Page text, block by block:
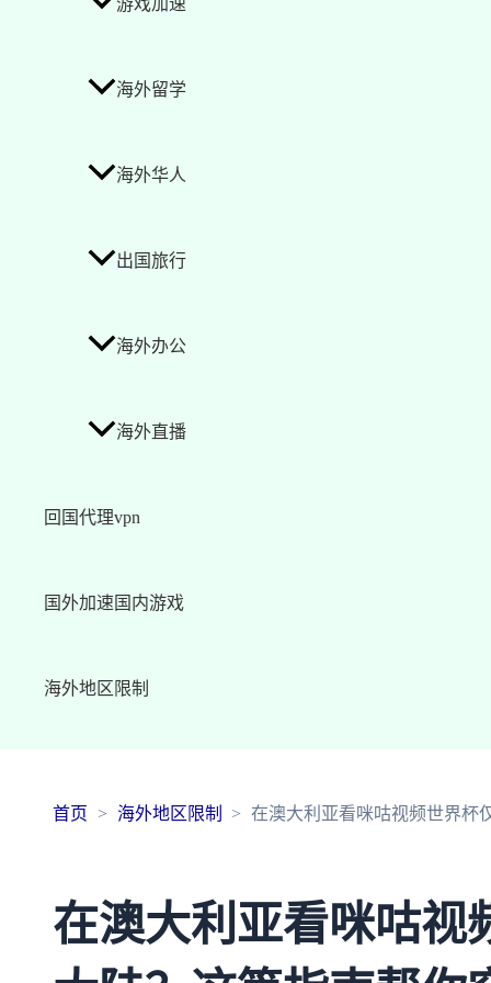
游戏加速
海外留学
海外华人
出国旅行
海外办公
海外直播
回国代理vpn
国外加速国内游戏
海外地区限制
首页 海外地区限制 在澳大利亚看咪咕视频世界杯
在澳大利亚看咪咕视